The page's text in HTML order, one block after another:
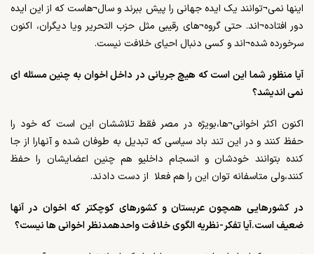
اینها نمی¬توانند یک ایده جهانی را پیش ببرند و سال¬هاست که از این ایده
دور افتاده¬اند. حتی گروه¬های رقیبی مثل حزب التحریر ویا دیگران، اکنون
سرخورده شده¬اند و کسی دنبال احیای خلافت نیست.
آیا منظور شما این است که هیچ جریانی در داخل اخوان به چنین مسئله ای
نمی اندیشد؟
اکنون اکثر اخوانی¬ها،بویژه در مصر فقط تلاششان این است که خود را
حفظ کنند و در این تند باد سیاسی که تبدیل به طوفان شده و آنهارا از جا
کنده بتوانند خودشان و انسجام داخلیو هم چنین اعضایشان را حفظ
کنند،ولی متاسفانه توان این را هم فعلا از دست دادند.
در کشورهایی همچون عربستان و کشورهای کوچکتر که اخوان در آنها
ضعیف است.آیا تفکر-نظریه الگوی خلافت واحدهمدنظر اخوانی ها نیست؟